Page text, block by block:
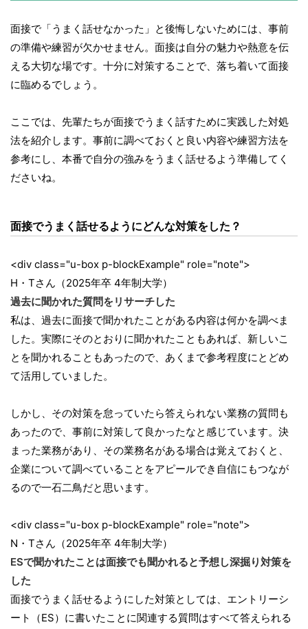
面接で「うまく話せなかった」と後悔しないためには、事前
の準備や練習が欠かせません。面接は自分の魅力や熱意を伝
える大切な場です。十分に対策することで、落ち着いて面接
に臨めるでしょう。
ここでは、先輩たちが面接でうまく話すために実践した対処
法を紹介します。事前に調べておくと良い内容や練習方法を
参考にし、本番で自分の強みをうまく話せるよう準備してく
ださいね。
面接でうまく話せるようにどんな対策をした？
<div class="u-box p-blockExample" role="note">
H・Tさん（2025年卒 4年制大学）
過去に聞かれた質問をリサーチした
私は、過去に面接で聞かれたことがある内容は何かを調べま
した。実際にそのとおりに聞かれたこともあれば、新しいこ
とを聞かれることもあったので、あくまで参考程度にとどめ
て活用していました。
しかし、その対策を怠っていたら答えられない業務の質問も
あったので、事前に対策して良かったなと感じています。決
まった業務があり、その業務名がある場合は覚えておくと、
企業について調べていることをアピールでき自信にもつなが
るので一石二鳥だと思います。
<div class="u-box p-blockExample" role="note">
N・Tさん（2025年卒 4年制大学）
ESで聞かれたことは面接でも聞かれると予想し深掘り対策を
した
面接でうまく話せるようにした対策としては、エントリーシ
ート（ES）に書いたことに関連する質問はすべて答えられる